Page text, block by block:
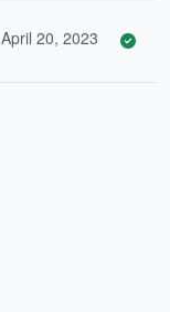
April 20, 2023